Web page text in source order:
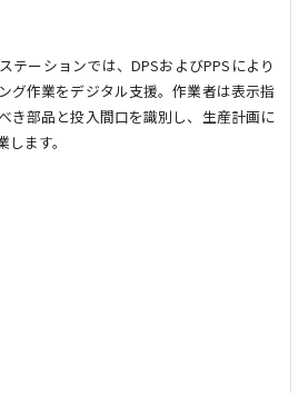
テーションでは、DPSおよびPPSにより
グ作業をデジタル支援。作業者は表示指
き部品と投入間口を識別し、生産計画に
ます。